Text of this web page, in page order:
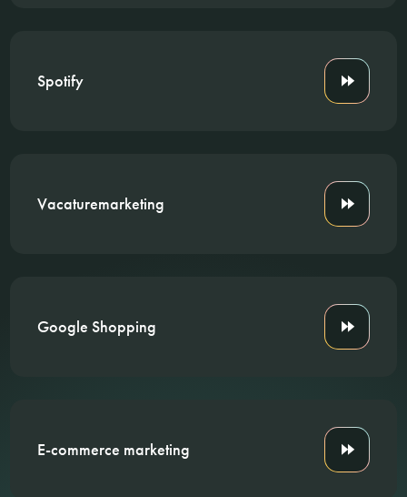
Spotify
Vacaturemarketing
Google Shopping
E-commerce marketing